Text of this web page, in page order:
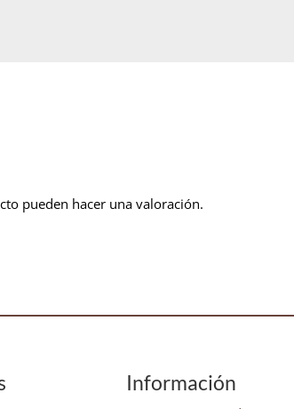
pueden hacer una valoración.
Información